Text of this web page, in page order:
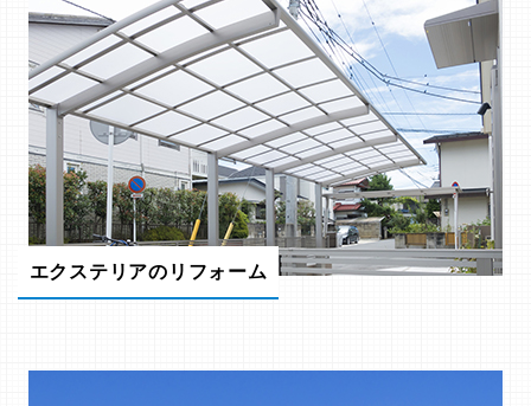
エクステリアのリフォーム